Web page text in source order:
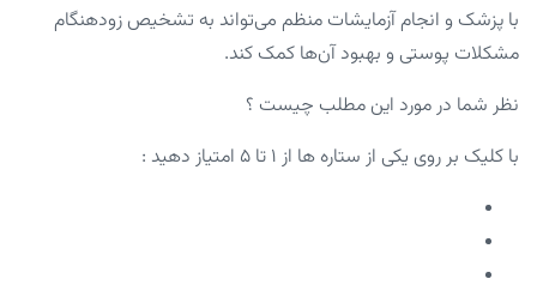
با پزشک و انجام آزمایشات منظم می‌تواند به تشخیص زودهنگام
مشکلات پوستی و بهبود آن‌ها کمک کند.
نظر شما در مورد این مطلب چیست ؟
با کلیک بر روی یکی از ستاره ها از ۱ تا ۵ امتیاز دهید :